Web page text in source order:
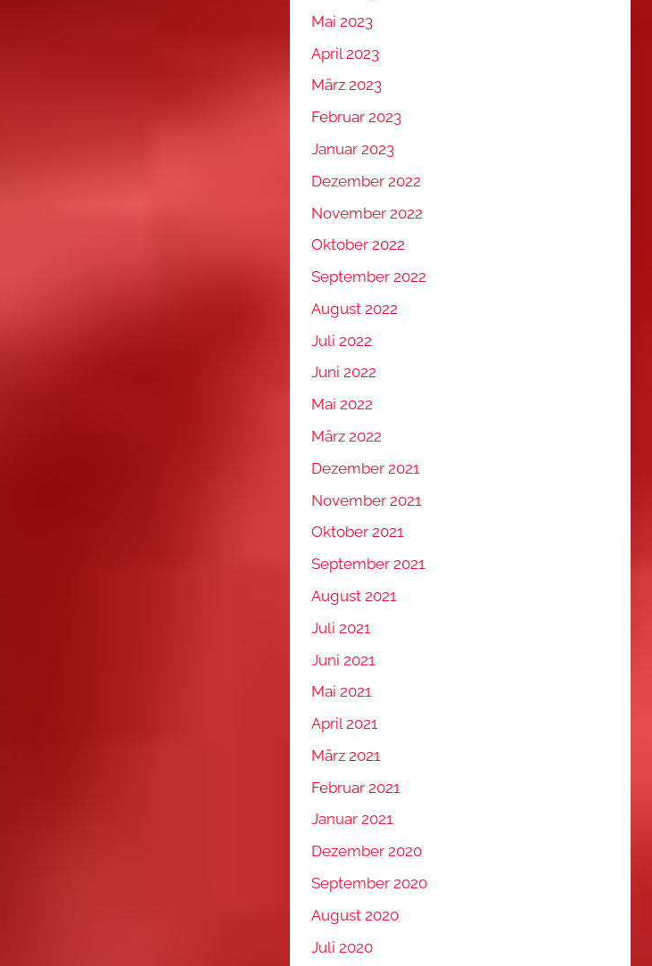
Mai 2023
April 2023
März 2023
Februar 2023
Januar 2023
Dezember 2022
November 2022
Oktober 2022
September 2022
August 2022
Juli 2022
Juni 2022
Mai 2022
März 2022
Dezember 2021
November 2021
Oktober 2021
September 2021
August 2021
Juli 2021
Juni 2021
Mai 2021
April 2021
März 2021
Februar 2021
Januar 2021
Dezember 2020
September 2020
August 2020
Juli 2020